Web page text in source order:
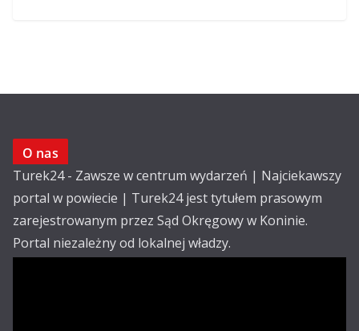
O nas
Turek24 - Zawsze w centrum wydarzeń | Najciekawszy
portal w powiecie | Turek24 jest tytułem prasowym
zarejestrowanym przez Sąd Okręgowy w Koninie.
Portal niezależny od lokalnej władzy.